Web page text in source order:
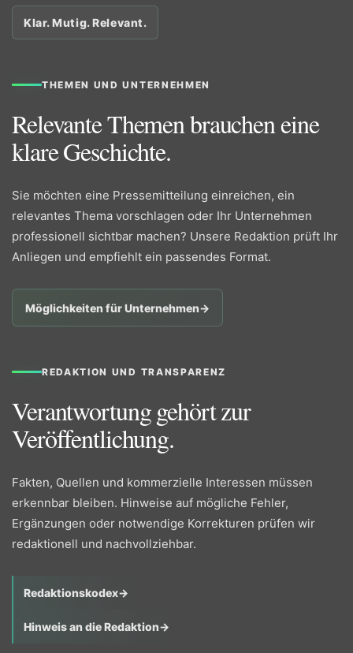
Klar. Mutig. Relevant.
THEMEN UND UNTERNEHMEN
Relevante Themen brauchen eine
klare Geschichte.
Sie möchten eine Pressemitteilung einreichen, ein
relevantes Thema vorschlagen oder Ihr Unternehmen
professionell sichtbar machen? Unsere Redaktion prüft Ihr
Anliegen und empfiehlt ein passendes Format.
Möglichkeiten für Unternehmen→
REDAKTION UND TRANSPARENZ
Verantwortung gehört zur
Veröffentlichung.
Fakten, Quellen und kommerzielle Interessen müssen
erkennbar bleiben. Hinweise auf mögliche Fehler,
Ergänzungen oder notwendige Korrekturen prüfen wir
redaktionell und nachvollziehbar.
Redaktionskodex→
Hinweis an die Redaktion→